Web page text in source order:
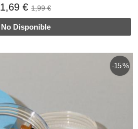
1,69 € 1,99 €
No Disponible
-15 %